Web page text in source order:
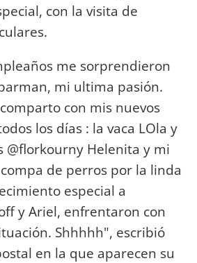
con la visita de
me sorprendieron
mi ultima pasión.
con mis nuevos
los días : la vaca LOla y
@florkourny Helenita y mi
de perros por la linda
especial a
y Ariel, enfrentaron con
Shhhhh", escribió
en la que aparecen su